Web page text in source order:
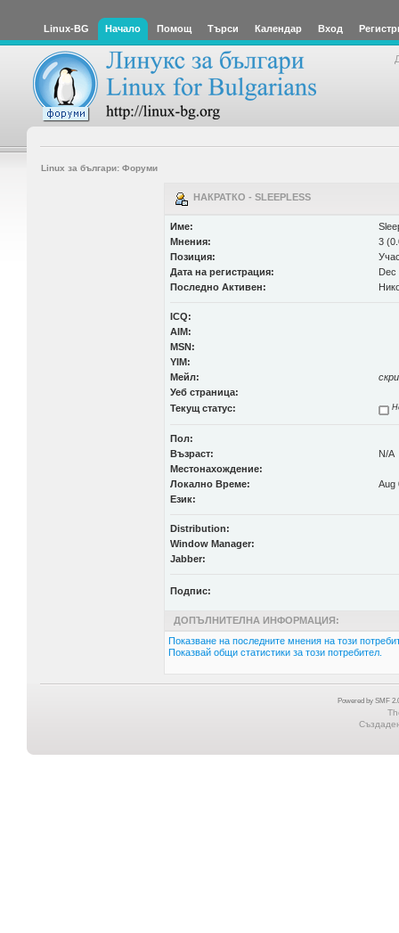
Linux-BG Начало Помощ Търси Календар Вход
Linux за българи: Форуми
НАКРАТКО - SLEEPLESS
Име:
Мнения:
3
Позиция:
Дата на регистрация:
Dec
Последно Активен:
ICQ:
AIM:
MSN:
YIM:
Мейл:
Уеб страница:
Текущ статус:
Пол:
Възраст:
N/A
Местонахождение:
Локално Време:
Aug
Език:
Distribution:
Window Manager:
Jabber:
Подпис:
ДОПЪЛНИТЕЛНА ИНФОРМАЦИЯ:
Показване на последните мнения на този
Показвай общи статистики за този потребител.
Powered by SMF